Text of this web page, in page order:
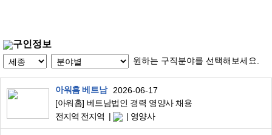
구인정보
원하는 구직분야를 선택해보세요.
아워홈 베트남
2026-06-17
[아워홈] 베트남법인 경력 영양사 채용
전지역 전지역
영양사